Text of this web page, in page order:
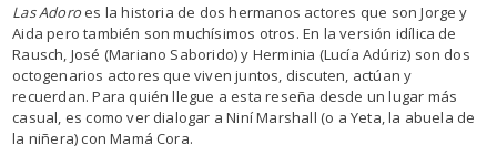
Las Adoro es la historia de dos hermanos actores que son Jorge y
Aida pero también son muchísimos otros. En la versión idílica de
Rausch, José (Mariano Saborido) y Herminia (Lucía Adúriz) son dos
octogenarios actores que viven juntos, discuten, actúan y
recuerdan. Para quién llegue a esta reseña desde un lugar más
casual, es como ver dialogar a Niní Marshall (o a Yeta, la abuela de
la niñera) con Mamá Cora.